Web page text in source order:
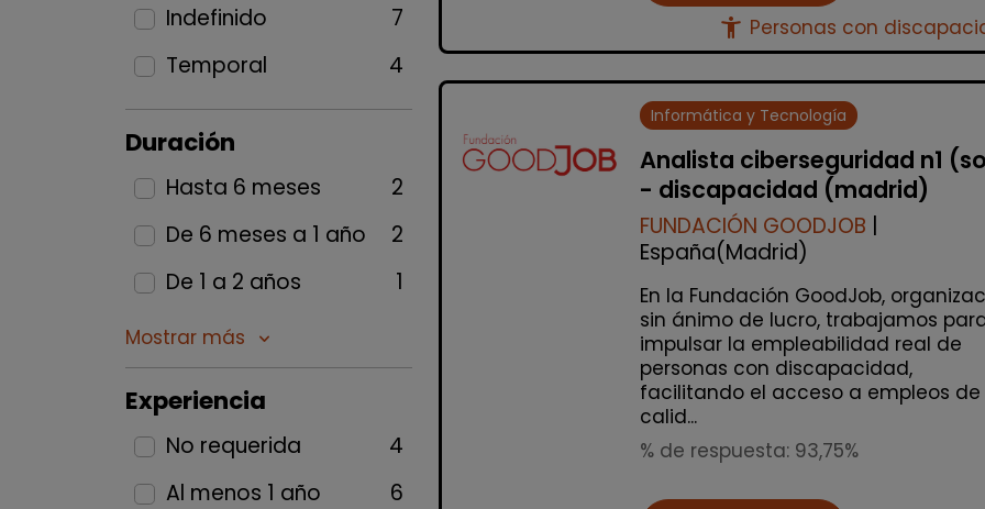
Indefinido
7
Temporal
4
Duración
Hasta 6 meses
2
De 6 meses a 1 año
2
De 1 a 2 años
1
Mostrar más keyboard_arrow_down
Experiencia
No requerida
4
Al menos 1 año
6
accessibility_new Personas con
Informática y Tecnología
Analista ciberseguridad n1
- discapacidad (madrid)
FUNDACIÓN GOODJOB |
España(Madrid)
En la Fundación GoodJob,
sin ánimo de lucro, trabajamos
impulsar la empleabilidad real de
personas con discapacidad,
facilitando el acceso a empleos de
calid...
% de respuesta: 93,75%